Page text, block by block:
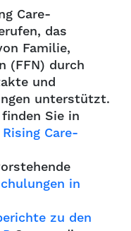
Care-
das
Familie,
(FFN) durch
und
unterstützt.
Sie in
Care-
in
zu den